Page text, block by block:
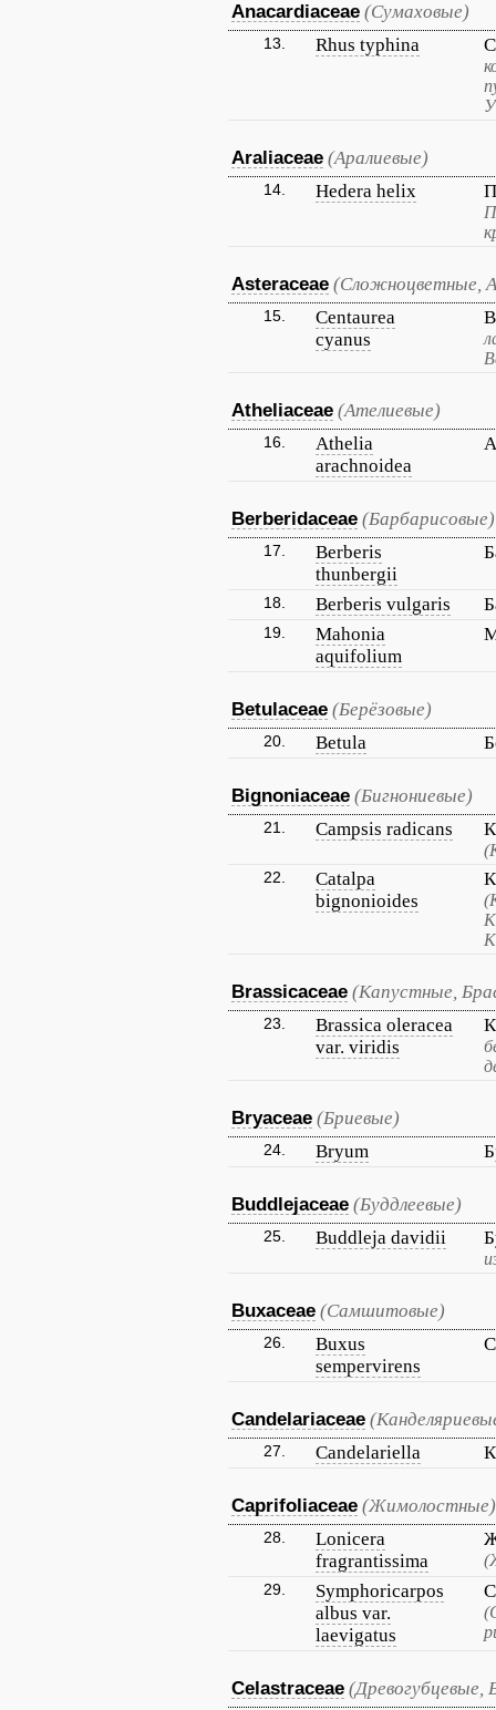
Anacardiaceae (Сумаховые)
13. Rhus typhina
Araliaceae (Аралиевые)
14. Hedera helix
Asteraceae (Сложноцветные,
15.
Centaurea
cyanus
Atheliaceae (Ателиевые)
16.
Athelia
arachnoidea
Berberidaceae (Барбарисовые)
17.
Berberis
thunbergii
18. Berberis vulgaris
19.
Mahonia
aquifolium
Betulaceae (Берёзовые)
20. Betula
Bignoniaceae (Бигнониевые)
21. Campsis radicans
22.
Catalpa
bignonioides
Brassicaceae (Капустные,
23.
Brassica oleracea
var. viridis
Bryaceae (Бриевые)
24. Bryum
Buddlejaceae (Буддлеевые)
25. Buddleja davidii
Buxaceae (Самшитовые)
26.
Buxus
sempervirens
Candelariaceae
27. Candelariella
Caprifoliaceae (Жимолостные)
28.
Lonicera
fragrantissima
29.
Symphoricarpos
albus var.
laevigatus
Celastraceae (Древогубцевые,